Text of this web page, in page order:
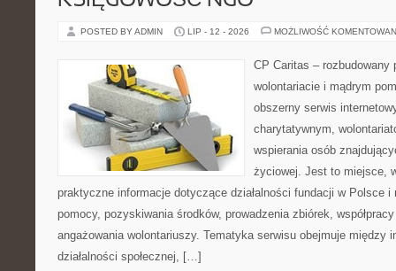
POSTED BY ADMIN LIP - 12 - 2026 MOŻLIWOŚĆ
CP Caritas – rozbudowany
wolontariacie i mądrym
obszerny serwis
charytatywnym,
wspierania osób
życiowej. Jest to miejsce,
praktyczne informacje dotyczące działalności fundacji w Polsce i
pomocy, pozyskiwania środków, prowadzenia zbiórek,
angażowania wolontariuszy. Tematyka serwisu obejmuje między
działalności społecznej, […]